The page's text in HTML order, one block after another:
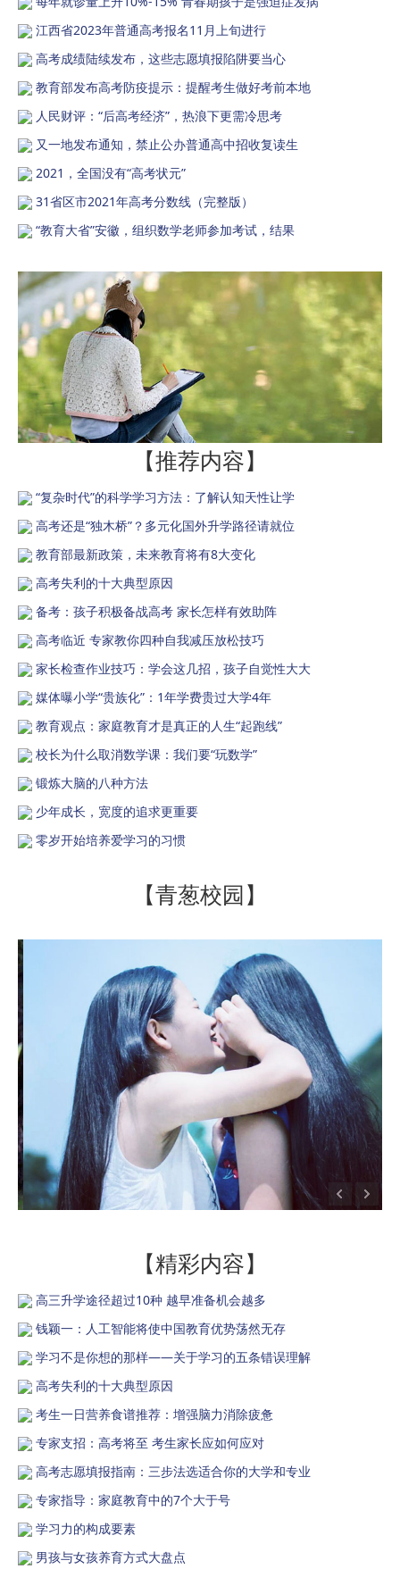
江西省2023年普通高考报名11月上旬进行
高考成绩陆续发布，这些志愿填报陷阱要当心
教育部发布高考防疫提示：提醒考生做好考前本地
人民财评：“后高考经济”，热浪下更需冷思考
又一地发布通知，禁止公办普通高中招收复读生
2021，全国没有“高考状元”
31省区市2021年高考分数线（完整版）
“教育大省”安徽，组织数学老师参加考试，结果
【推荐内容】
“复杂时代”的科学学习方法：了解认知天性让学
高考还是“独木桥”？多元化国外升学路径请就位
教育部最新政策，未来教育将有8大变化
高考失利的十大典型原因
备考：孩子积极备战高考 家长怎样有效助阵
高考临近 专家教你四种自我减压放松技巧
家长检查作业技巧：学会这几招，孩子自觉性大大
媒体曝小学“贵族化”：1年学费贵过大学4年
教育观点：家庭教育才是真正的人生“起跑线”
校长为什么取消数学课：我们要“玩数学”
锻炼大脑的八种方法
少年成长，宽度的追求更重要
零岁开始培养爱学习的习惯
【青葱校园】
【精彩内容】
高三升学途径超过10种 越早准备机会越多
钱颖一：人工智能将使中国教育优势荡然无存
学习不是你想的那样——关于学习的五条错误理解
高考失利的十大典型原因
考生一日营养食谱推荐：增强脑力消除疲惫
专家支招：高考将至 考生家长应如何应对
高考志愿填报指南：三步法选适合你的大学和专业
专家指导：家庭教育中的7个大于号
学习力的构成要素
男孩与女孩养育方式大盘点